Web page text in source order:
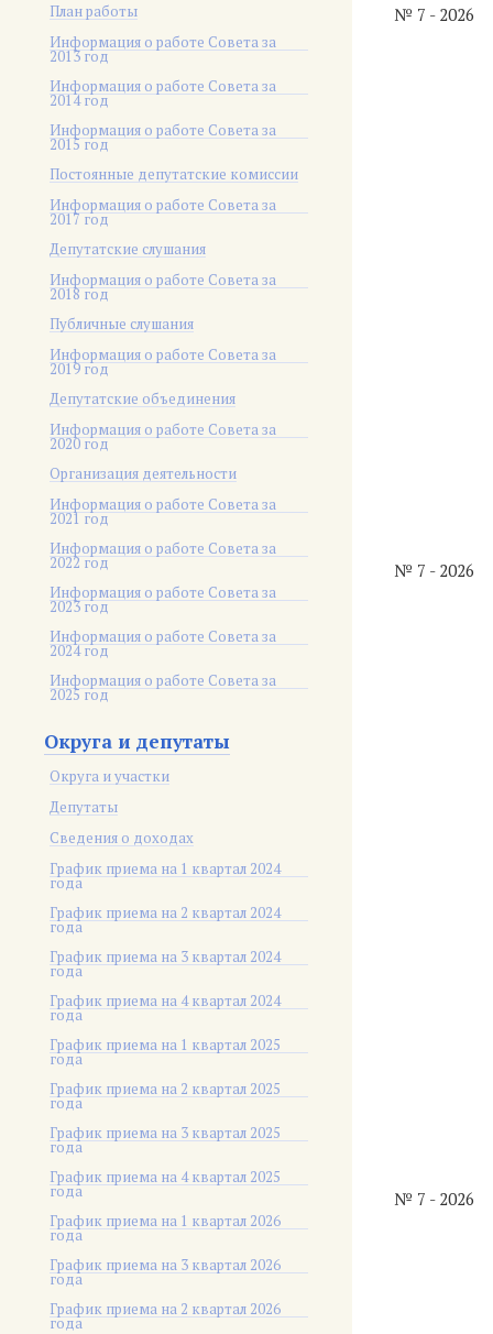
План работы
Информация о работе Совета за
2013 год
Информация о работе Совета за
2014 год
Информация о работе Совета за
2015 год
Постоянные депутатские комиссии
Информация о работе Совета за
2017 год
Депутатские слушания
Информация о работе Совета за
2018 год
Публичные слушания
Информация о работе Совета за
2019 год
Депутатские объединения
Информация о работе Совета за
2020 год
Организация деятельности
Информация о работе Совета за
2021 год
Информация о работе Совета за
2022 год
Информация о работе Совета за
2023 год
Информация о работе Совета за
2024 год
Информация о работе Совета за
2025 год
Округа и депутаты
Округа и участки
Депутаты
Сведения о доходах
График приема на 1 квартал 2024
года
График приема на 2 квартал 2024
года
График приема на 3 квартал 2024
года
График приема на 4 квартал 2024
года
График приема на 1 квартал 2025
года
График приема на 2 квартал 2025
года
График приема на 3 квартал 2025
года
График приема на 4 квартал 2025
года
График приема на 1 квартал 2026
года
График приема на 3 квартал 2026
года
График приема на 2 квартал 2026
года
№ 7 - 2026
№ 7 - 2026
№ 7 - 2026